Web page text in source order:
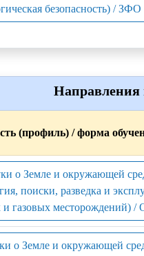
безопасность) / ЗФО
Направления
(профиль) / форма
о Земле и окружающей
поиски, разведка и
и газовых месторождений)
о Земле и окружающей